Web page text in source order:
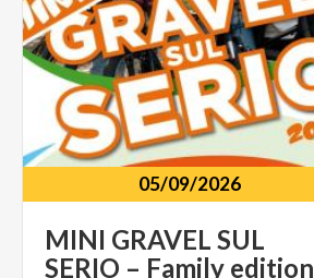
05/09/2026
MINI GRAVEL SUL
SERIO – Family edition